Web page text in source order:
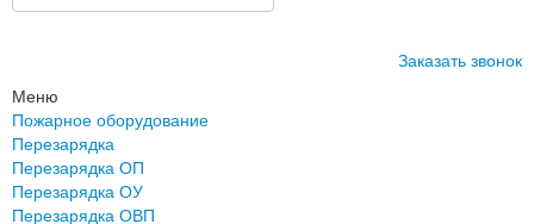
Заказать звонок
Меню
Пожарное оборудование
Перезарядка
Перезарядка ОП
Перезарядка ОУ
Перезарядка ОВП